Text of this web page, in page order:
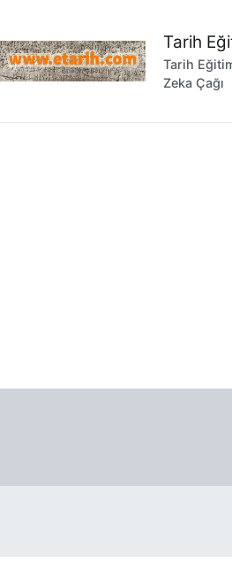
Tarih
Tarih
Zeka Çağı